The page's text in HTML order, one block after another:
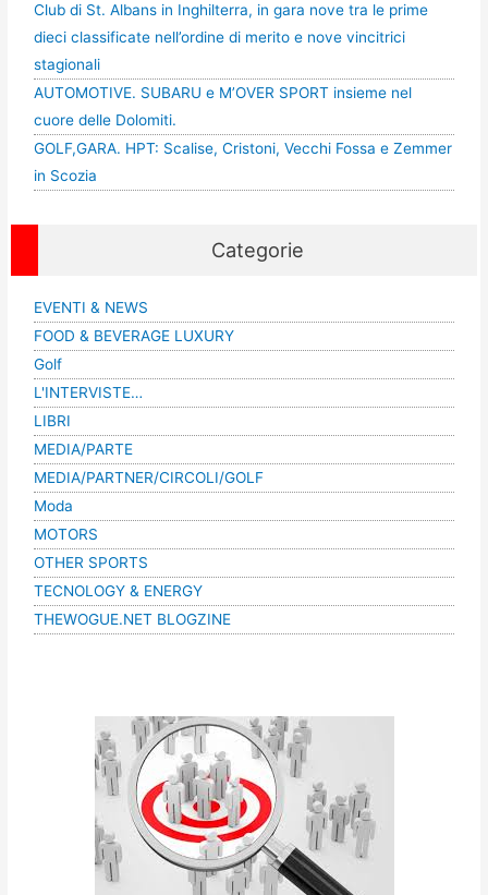
Club di St. Albans in Inghilterra, in gara nove tra le prime
dieci classificate nell’ordine di merito e nove vincitrici
stagionali
AUTOMOTIVE. SUBARU e M’OVER SPORT insieme nel
cuore delle Dolomiti.
GOLF,GARA. HPT: Scalise, Cristoni, Vecchi Fossa e Zemmer
in Scozia
Categorie
EVENTI & NEWS
FOOD & BEVERAGE LUXURY
Golf
L'INTERVISTE…
LIBRI
MEDIA/PARTE
MEDIA/PARTNER/CIRCOLI/GOLF
Moda
MOTORS
OTHER SPORTS
TECNOLOGY & ENERGY
THEWOGUE.NET BLOGZINE